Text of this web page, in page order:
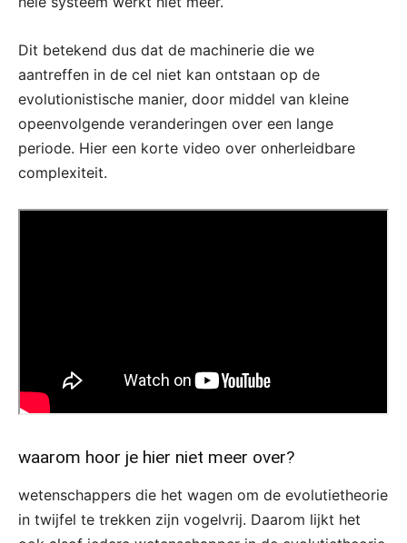
Dit betekend dus dat de machinerie die we
aantreffen in de cel niet kan ontstaan op de
evolutionistische manier, door middel van kleine
opeenvolgende veranderingen over een lange
periode. Hier een korte video over onherleidbare
complexiteit.
waarom hoor je hier niet meer over?
wetenschappers die het wagen om de evolutietheorie
in twijfel te trekken zijn vogelvrij. Daarom lijkt het